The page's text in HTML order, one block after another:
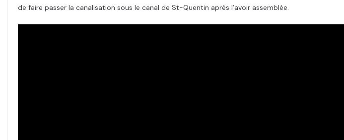
de faire passer la canalisation sous le canal de St-Quentin après l’avoir assemblée.